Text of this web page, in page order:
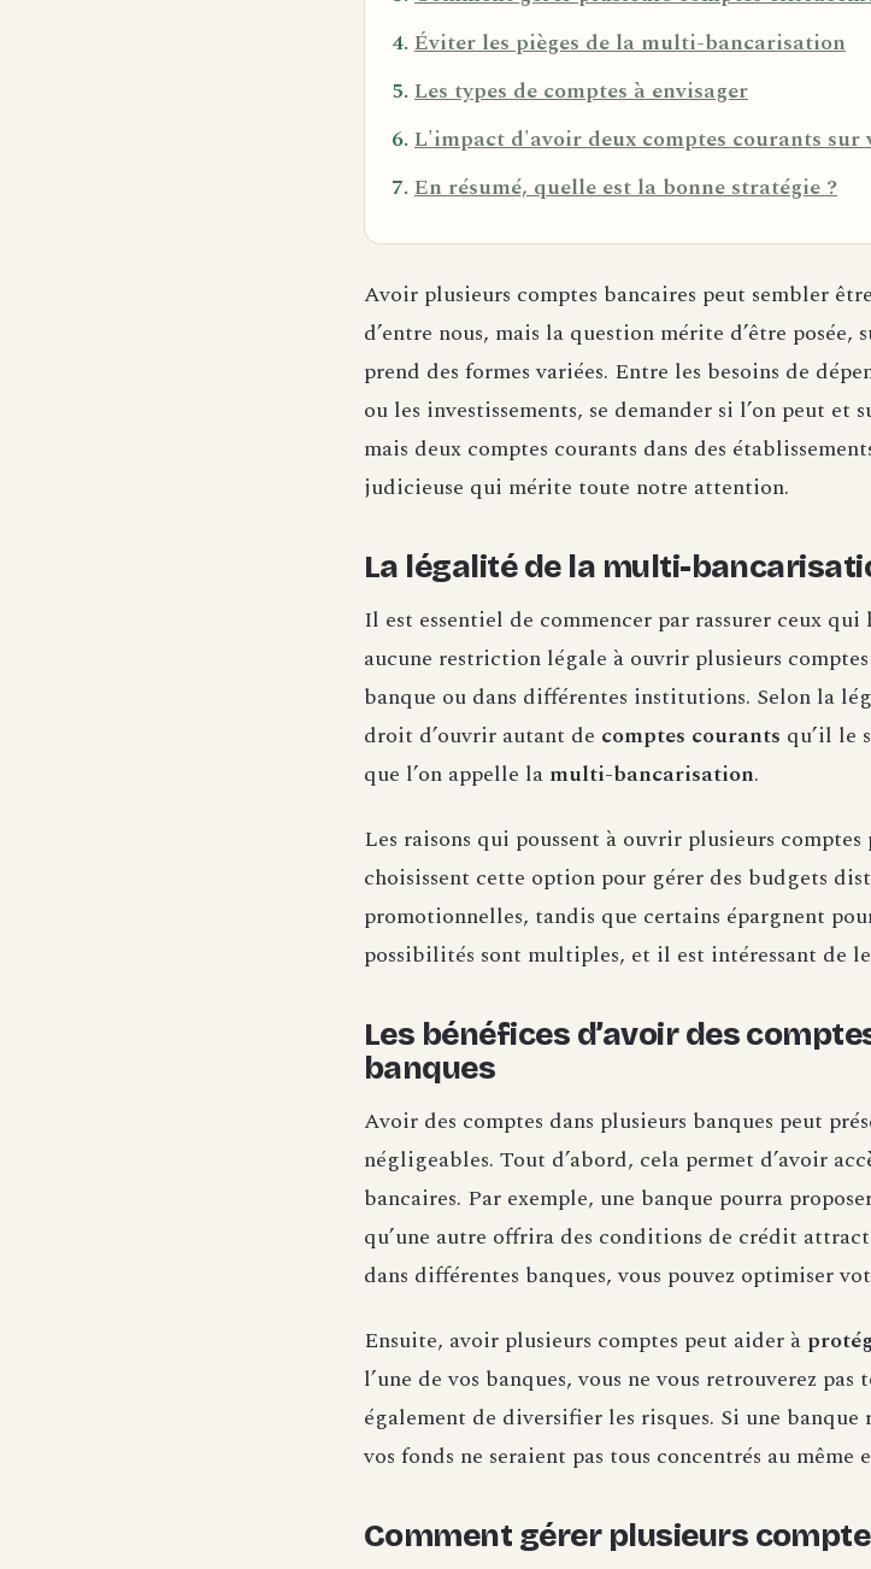
Éviter les pièges de la multi-bancarisation
Les types de comptes à envisager
L'impact d'avoir deux comptes courants
En résumé, quelle est la bonne stratégie ?
Avoir plusieurs comptes bancaires peut sembler
d’entre nous, mais la question mérite d’être
prend des formes variées. Entre les besoins de
ou les investissements, se demander si l’on peut et
mais deux comptes courants dans des
judicieuse qui mérite toute notre attention.
La légalité de la multi-
Il est essentiel de commencer par rassurer ceux
aucune restriction légale à ouvrir plusieurs
banque ou dans différentes institutions. Selon la
droit d’ouvrir autant de comptes courants qu’il le
que l’on appelle la multi-bancarisation.
Les raisons qui poussent à ouvrir plusieurs
choisissent cette option pour gérer des budgets
promotionnelles, tandis que certains épargnent
possibilités sont multiples, et il est intéressant de
Les bénéfices d’avoir des
banques
Avoir des comptes dans plusieurs banques peut
négligeables. Tout d’abord, cela permet d’avoir
bancaires. Par exemple, une banque pourra
qu’une autre offrira des conditions de crédit
dans différentes banques, vous pouvez optimiser
Ensuite, avoir plusieurs comptes peut aider à
l’une de vos banques, vous ne vous retrouverez
également de diversifier les risques. Si une
vos fonds ne seraient pas tous concentrés au même
Comment gérer plusieurs